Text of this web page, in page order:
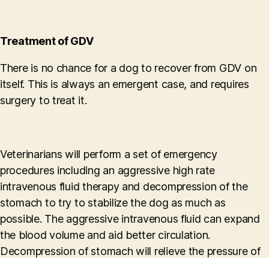
Treatment of GDV
There is no chance for a dog to recover from GDV on
itself. This is always an emergent case, and requires
surgery to treat it.
Veterinarians will perform a set of emergency
procedures including an aggressive high rate
intravenous fluid therapy and decompression of the
stomach to try to stabilize the dog as much as
possible. The aggressive intravenous fluid can expand
the blood volume and aid better circulation.
Decompression of stomach will relieve the pressure of